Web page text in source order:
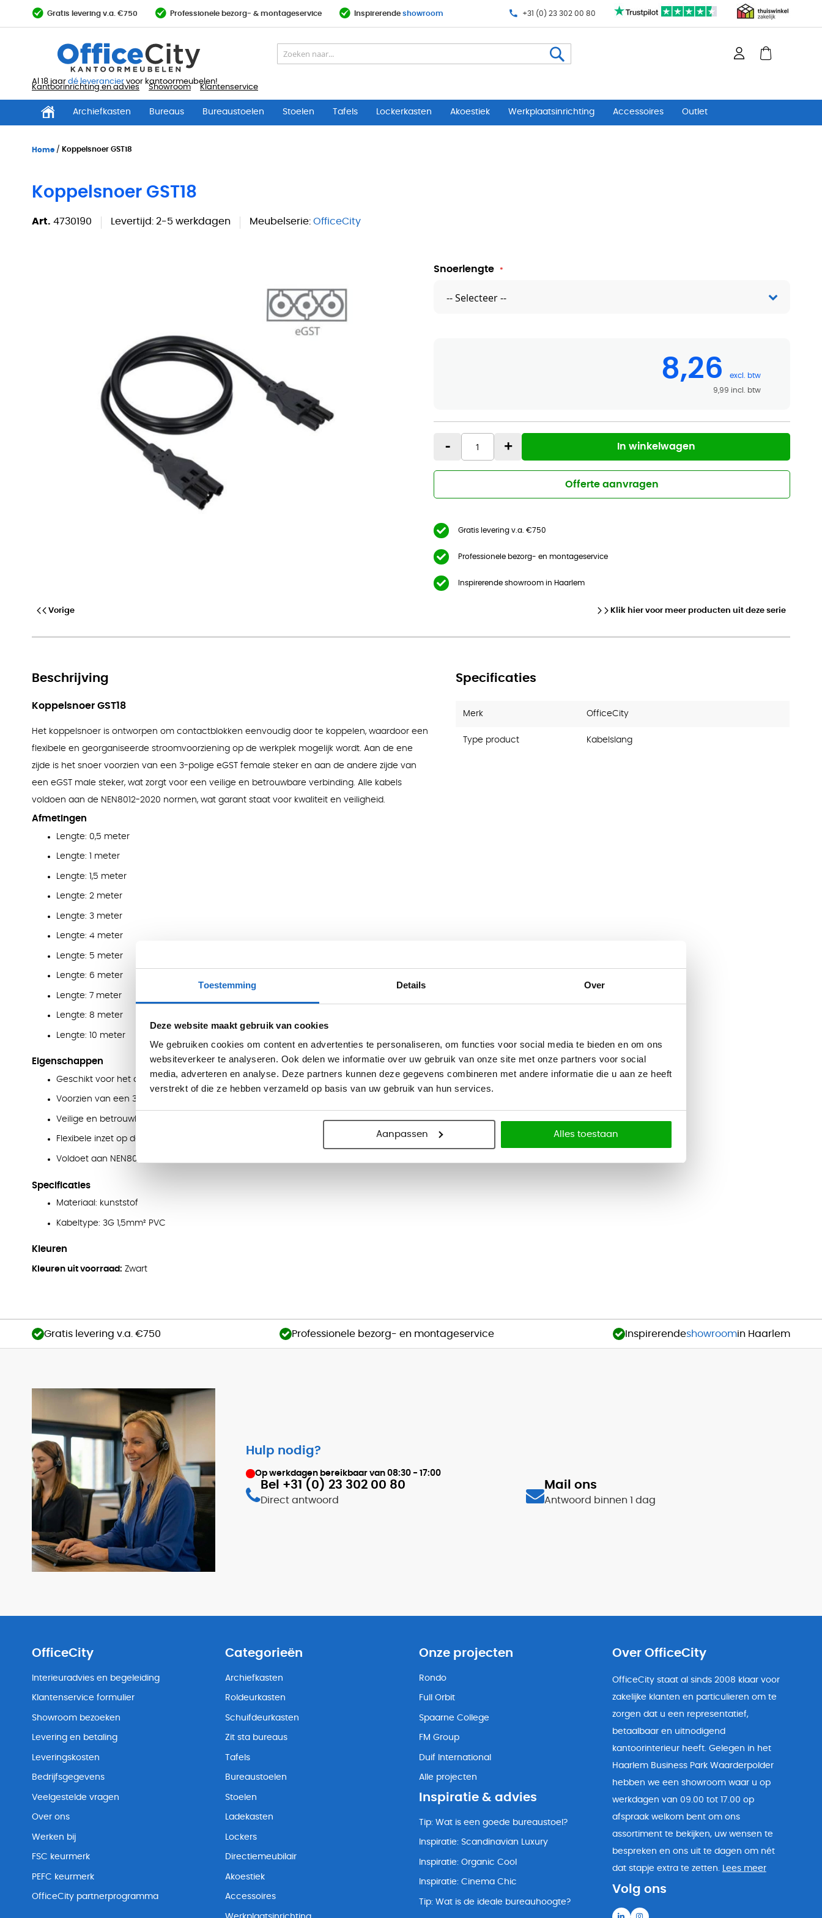
Toestemming Details Over
Deze website maakt gebruik van cookies
We gebruiken cookies om content en advertenties te personaliseren, om functies voor social media te bieden en om ons
websiteverkeer te analyseren. Ook delen we informatie over uw gebruik van onze site met onze partners voor social
media, adverteren en analyse. Deze partners kunnen deze gegevens combineren met andere informatie die u aan ze heeft
verstrekt of die ze hebben verzameld op basis van uw gebruik van hun services.
Aanpassen Alles toestaan
Gratis levering v.a. €750 Professionele bezorg- & montageservice Inspirerende showroom +31 (0) 23 302 00 80
Al 18 jaar dé leverancier voor kantoormeubelen!
Kantoorinrichting en advies Showroom Klantenservice
Archiefkasten Bureaus Bureaustoelen Stoelen Tafels Lockerkasten Akoestiek Werkplaatsinrichting Accessoires Outlet
Home Koppelsnoer GST18
Koppelsnoer GST18
Art. 4730190 Levertijd: 2-5 werkdagen Meubelserie: OfficeCity
Snoerlengte
8,26
9,99
- + In winkelwagen
Offerte aanvragen
Gratis levering v.a. €750
Professionele bezorg- en montageservice
Inspirerende showroom in Haarlem
Vorige Klik hier voor meer producten uit deze serie
Beschrijving
Koppelsnoer GST18
Het koppelsnoer is ontworpen om contactblokken eenvoudig door te koppelen, waardoor een
flexibele en georganiseerde stroomvoorziening op de werkplek mogelijk wordt. Aan de ene
zijde is het snoer voorzien van een 3-polige eGST female steker en aan de andere zijde van
een eGST male steker, wat zorgt voor een veilige en betrouwbare verbinding. Alle kabels
voldoen aan de NEN8012-2020 normen, wat garant staat voor kwaliteit en veiligheid.
Afmetingen
Lengte: 0,5 meter
Lengte: 1 meter
Lengte: 1,5 meter
Lengte: 2 meter
Lengte: 3 meter
Lengte: 4 meter
Lengte: 5 meter
Lengte: 6 meter
Lengte: 7 meter
Lengte: 8 meter
Lengte: 10 meter
Eigenschappen
Geschikt voor het doorkoppelen van contactblokken
Voorzien van een 3-polige eGST female en male steker
Veilige en betrouwbare verbinding
Flexibele inzet op de werkplek
Voldoet aan NEN8012-2020 normen
Specificaties
Materiaal: kunststof
Kabeltype: 3G 1,5mm² PVC
Kleuren
Kleuren uit voorraad: Zwart
Specificaties
Merk OfficeCity
Type product Kabelslang
Gratis levering v.a. €750 Professionele bezorg- en montageservice Inspirerendeshowroomin Haarlem
Hulp nodig?
Op werkdagen bereikbaar van 08:30 - 17:00
Bel +31 (0) 23 302 00 80
Direct antwoord
Mail ons
Antwoord binnen 1 dag
OfficeCity
Interieuradvies en begeleiding
Klantenservice formulier
Showroom bezoeken
Levering en betaling
Leveringskosten
Bedrijfsgegevens
Veelgestelde vragen
Over ons
Werken bij
FSC keurmerk
PEFC keurmerk
OfficeCity partnerprogramma
Categorieën
Archiefkasten
Roldeurkasten
Schuifdeurkasten
Zit sta bureaus
Tafels
Bureaustoelen
Stoelen
Ladekasten
Lockers
Directiemeubilair
Akoestiek
Accessoires
Onze projecten
Rondo
Full Orbit
Spaarne College
FM Group
Duif International
Alle projecten
Inspiratie & advies
Tip: Wat is een goede bureaustoel?
Inspiratie: Scandinavian Luxury
Inspiratie: Organic Cool
Inspiratie: Cinema Chic
Tip: Wat is de ideale bureauhoogte?
Over OfficeCity
OfficeCity staat al sinds 2008 klaar voor
zakelijke klanten en particulieren om te
zorgen dat u een representatief,
betaalbaar en uitnodigend
kantoorinterieur heeft. Gelegen in het
Haarlem Business Park Waarderpolder
hebben we een showroom waar u op
werkdagen van 09.00 tot 17.00 op
afspraak welkom bent om ons
assortiment te bekijken, uw wensen te
bespreken en ons uit te dagen om nét
dat stapje extra te zetten.
Lees meer
Volg ons